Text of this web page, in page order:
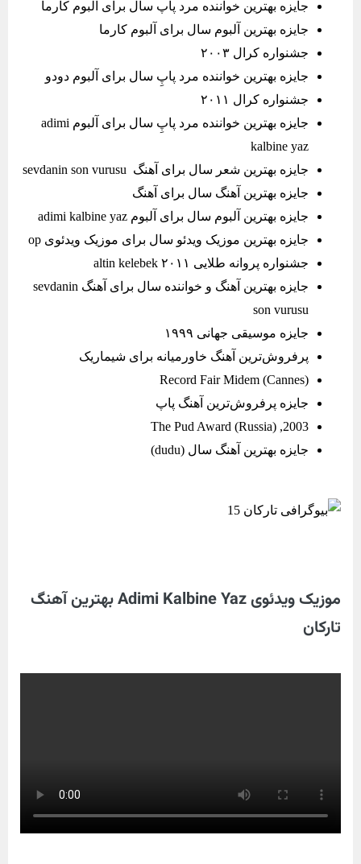
جایزه بهترین خواننده مرد پاپ سال برای آلبوم کارما
جایزه بهترین آلبوم سال برای آلبوم کارما
جشنواره کرال ۲۰۰۳
جایزه بهترین خواننده مرد پاپِ سال برای آلبوم دودو
جشنواره کرال ۲۰۱۱
جایزه بهترین خواننده مرد پاپِ سال برای آلبوم adimi
kalbine yaz
جایزه بهترین شعر سال برای آهنگ sevdanin son vurusu
جایزه بهترین آهنگ سال برای آهنگ
جایزه بهترین آلبوم سال برای آلبوم adimi kalbine yaz
جایزه بهترین موزیک ویدئو سال برای موزیک ویدئوی op
جشنواره پروانه طلایی altin kelebek ۲۰۱۱
جایزه بهترین آهنگ و خواننده سال برای آهنگ sevdanin
son vurusu
جایزه موسیقی جهانی ۱۹۹۹
پرفروش‌ترین آهنگ خاورمیانه برای شیماریک
Record Fair Midem (Cannes)
جایزه پرفروش‌ترین آهنگ پاپ
2003, The Pud Award (Russia)
جایزه بهترین آهنگ سال (dudu)
موزیک ویدئوی Adimi Kalbine Yaz بهترین آهنگ
تارکان